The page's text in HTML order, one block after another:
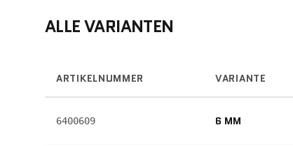
ALLE VARIANTEN
ARTIKELNUMMER VARIANTE
6400609 6 MM